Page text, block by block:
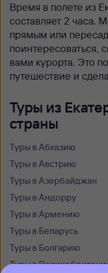
Время в полете из
составляет 2 часа.
прямым или
поинтересоваться,
вами курорта. Это
путешествие и
Туры из
страны
Туры в Абхазию
Туры в Австрию
Туры в Азербайджан
Туры в Андорру
Туры в Армению
Туры в Беларусь
Туры в Болгарию
Туры в